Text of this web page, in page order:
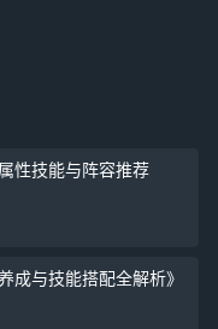
性技能与阵容推荐
成与技能搭配全解析》